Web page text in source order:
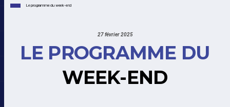
Le programme du week-end
27 février 2025
LE PROGRAMME DU
WEEK-END